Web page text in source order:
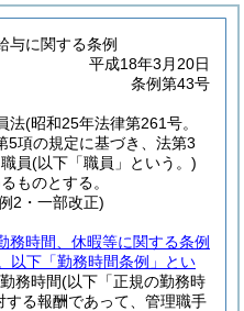
与に関する条例
平成18年3月20日
条例第43号
法(昭和25年法律第261号。
5項の規定に基づき、法第3
員(以下「職員」という。)
ものとする。
2・一部改正)
務時間、休暇等に関する条例
以下「勤務時間条例」とい
務時間(以下「正規の勤務時
する報酬であって、管理職手